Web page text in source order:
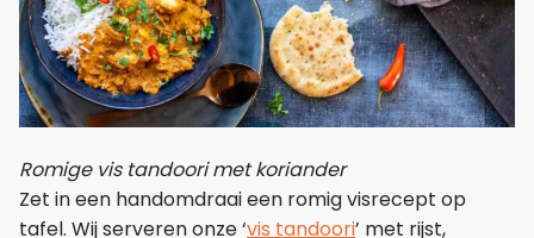
Romige vis tandoori met koriander
Zet in een handomdraai een romig visrecept op
tafel. Wij serveren onze ‘vis tandoori’ met rijst,